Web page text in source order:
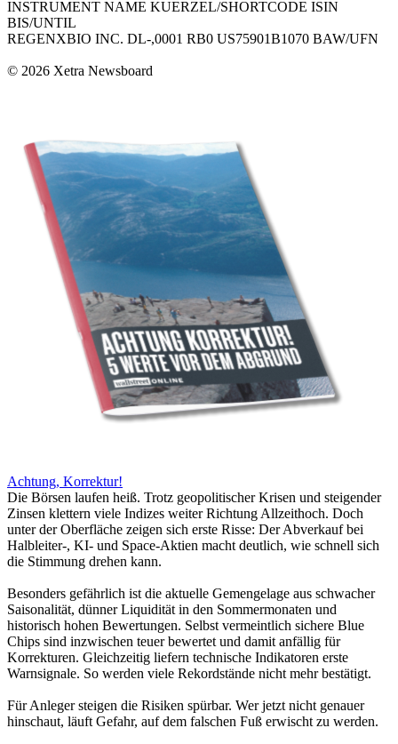
INSTRUMENT NAME KUERZEL/SHORTCODE ISIN
BIS/UNTIL
REGENXBIO INC. DL-,0001 RB0 US75901B1070 BAW/UFN
© 2026 Xetra Newsboard
Achtung, Korrektur!
Die Börsen laufen heiß. Trotz geopolitischer Krisen und steigender
Zinsen klettern viele Indizes weiter Richtung Allzeithoch. Doch
unter der Oberfläche zeigen sich erste Risse: Der Abverkauf bei
Halbleiter-, KI- und Space-Aktien macht deutlich, wie schnell sich
die Stimmung drehen kann.
Besonders gefährlich ist die aktuelle Gemengelage aus schwacher
Saisonalität, dünner Liquidität in den Sommermonaten und
historisch hohen Bewertungen. Selbst vermeintlich sichere Blue
Chips sind inzwischen teuer bewertet und damit anfällig für
Korrekturen. Gleichzeitig liefern technische Indikatoren erste
Warnsignale. So werden viele Rekordstände nicht mehr bestätigt.
Für Anleger steigen die Risiken spürbar. Wer jetzt nicht genauer
hinschaut, läuft Gefahr, auf dem falschen Fuß erwischt zu werden.